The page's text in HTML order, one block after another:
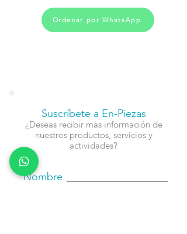
Ordenar por WhatsApp
Nombre
Suscríbete a En-Piezas
¿Deseas recibir mas información de
nuestros productos, servicios y
actividades?